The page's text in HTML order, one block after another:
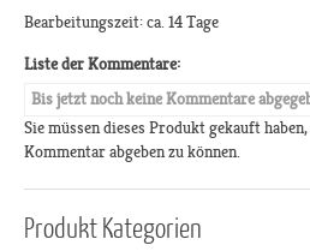
Bearbeitungszeit: ca. 14 Tage
Liste der Kommentare:
Bis jetzt noch keine Kommentare
Sie müssen dieses Produkt gekauft
Kommentar abgeben zu können.
ProduktKategorien